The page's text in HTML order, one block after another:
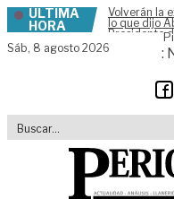
Skip to content
ÚLTIMA
HORA
Volverán la
lo que dijo
Presidente
Sáb, 8 agosto 2026 :